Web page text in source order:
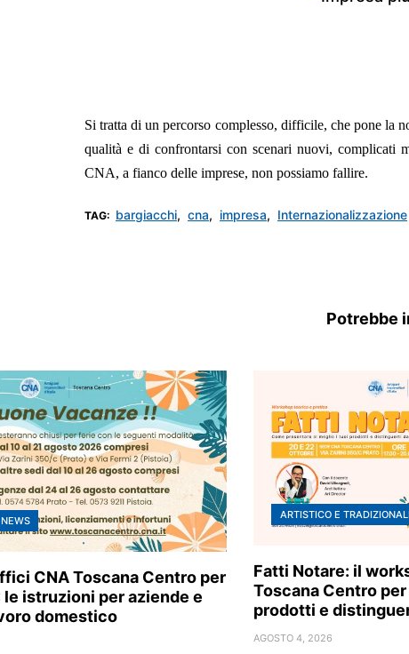
Si tratta di un percorso complesso, difficile, che pone la
qualità e di confrontarsi con scenari nuovi, complicati
CNA, a fianco delle imprese, non possiamo fallire.
TAG: bargiacchi, cna, impresa, Internazionalizzazione
Potrebbe
NEWS
CNA Toscana Centro per
istruzioni per aziende e
domestico
ARTISTICO E
Fatti Notare: il
Toscana Centro
prodotti e
AGOSTO 4, 2026